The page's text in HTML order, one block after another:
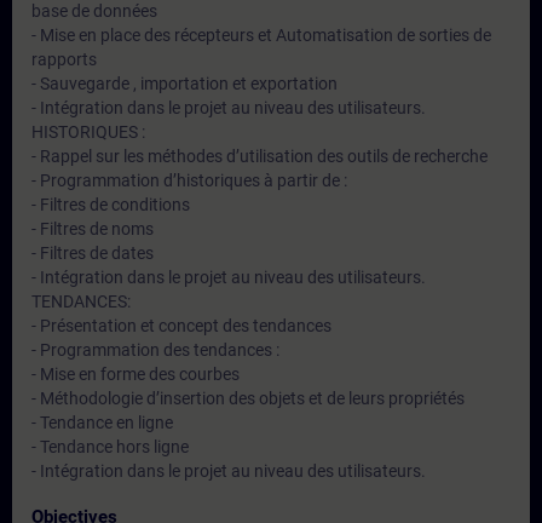
base de données
- Mise en place des récepteurs et Automatisation de sorties de
rapports
- Sauvegarde , importation et exportation
- Intégration dans le projet au niveau des utilisateurs.
HISTORIQUES :
- Rappel sur les méthodes d’utilisation des outils de recherche
- Programmation d’historiques à partir de :
- Filtres de conditions
- Filtres de noms
- Filtres de dates
- Intégration dans le projet au niveau des utilisateurs.
TENDANCES:
- Présentation et concept des tendances
- Programmation des tendances :
- Mise en forme des courbes
- Méthodologie d’insertion des objets et de leurs propriétés
- Tendance en ligne
- Tendance hors ligne
- Intégration dans le projet au niveau des utilisateurs.
Objectives